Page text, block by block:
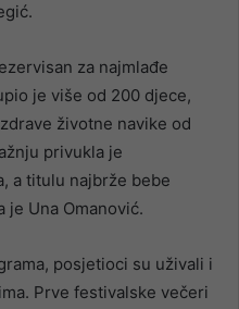
za najmlađe
je više od 200 djece,
životne navike od
privukla je
a titulu najbrže bebe
Una Omanović.
posjetioci su uživali i
Prve festivalske večeri